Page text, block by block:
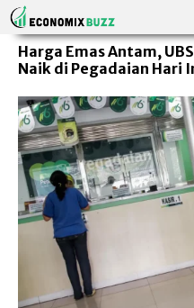
Harga Emas Antam,
Naik di Pegadaian Hari